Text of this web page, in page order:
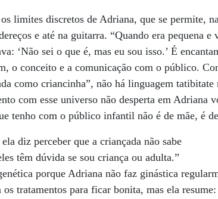
limites discretos de Adriana, que se permite,
e até na guitarra. “Quando era pequena e
‘Não sei o que é, mas eu sou isso.’ É
o conceito e a comunicação com o público.
como criancinha”, não há linguagem
com esse universo não desperta em Adriana
tenho com o público infantil não é de mãe, é
diz perceber que a criançada não sabe
têm dúvida se sou criança ou adulta.”
porque Adriana não faz ginástica
tratamentos para ficar bonita, mas ela